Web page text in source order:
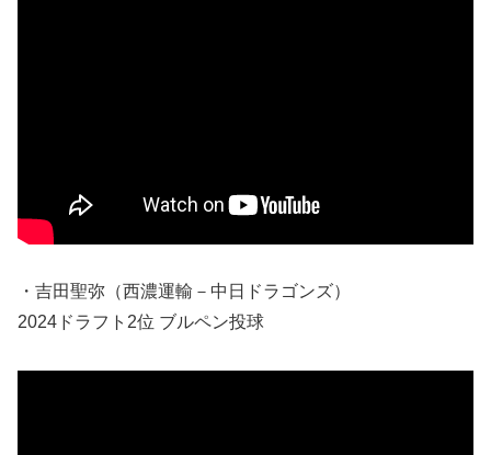
・吉田聖弥（西濃運輸－中日ドラゴンズ）
2024ドラフト2位 ブルペン投球